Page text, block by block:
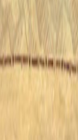
Жигалова
Г.П.